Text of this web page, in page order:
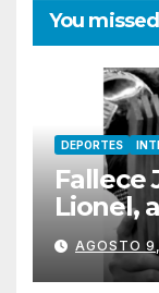
You missed
DEPORTES
Fallece
Lionel,
Rosario
AGOSTO